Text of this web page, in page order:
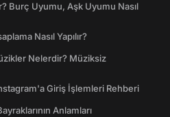
Burç Uyumu, Aşk Uyumu Nasıl
Nasıl Yapılır?
Nelerdir? Müziksiz
Giriş İşlemleri Rehberi
Anlamları